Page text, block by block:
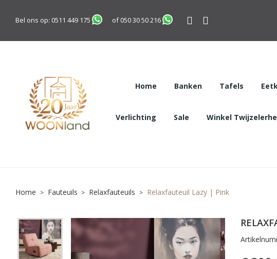
Bel ons op: 0511 449 175 of050 30 50 216
Home Banken Tafels
Verlichting Sale Winkel
Home Fauteuils Relaxfauteuils Relaxfauteuil Lazy | Pink